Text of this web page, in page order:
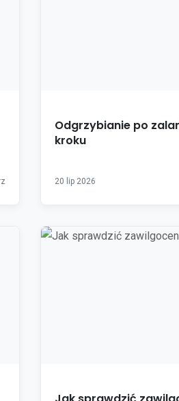
Odgrzybianie po
kroku
20 lip 2026